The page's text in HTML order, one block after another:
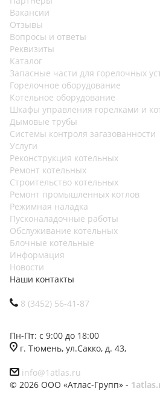
Вакансии
Отзывы
Вопросы и ответы
Реквизиты
Каталог
Запасные части для горелочных
Горелочное оборудование
Котельное оборудование
Шкафы управления горелками и
Дымовые трубы
Системы контроля загазованности
Услуги
Реконструкция котельных
Ремонт котельных
Строительство котельных
Ремонт промышленных котлов
Режимная наладка
Пусконаладочные работы
Обслуживание котельных
Блочные котельные
Информация
Новости
Наши контакты
8 (3452) 56-41-87
Пн-Пт: с 9:00 до 18:00
г. Тюмень, ул.Сакко, д. 43,
info@1atlas.ru
© 2026 ООО «Атлас-Групп» -